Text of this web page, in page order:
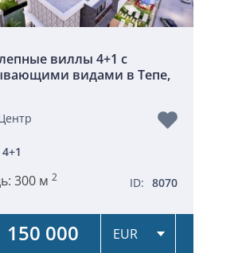
виллы 4+1 с
видами в Тепе,
4+1
300 м 2 ID: 8070
150 000